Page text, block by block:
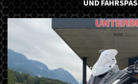
UND FAHRSPASS